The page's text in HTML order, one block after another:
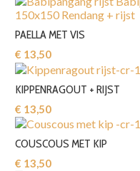
PAELLA MET VIS
€ 13,50‎
KIPPENRAGOUT + RIJST
€ 13,50‎
COUSCOUS MET KIP
€ 13,50‎